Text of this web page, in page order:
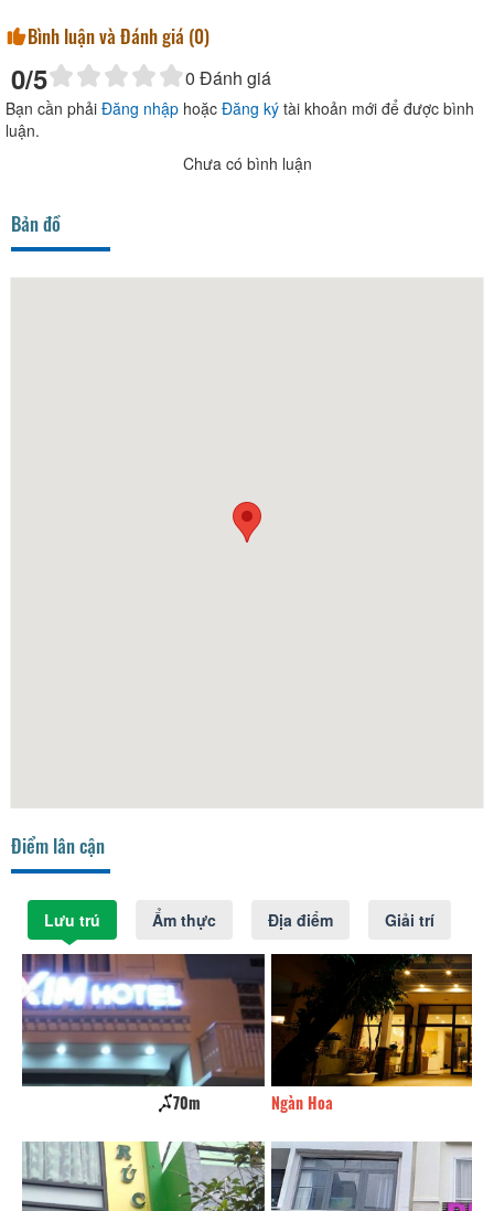
Bình luận và Đánh giá (0)
0/5 0 Đánh giá
Bạn cần phải Đăng nhập hoặc Đăng ký tài khoản mới để được bình
luận.
Chưa có bình luận
Bản đồ
Điểm lân cận
Lưu trú Ẩm thực Địa điểm Giải trí